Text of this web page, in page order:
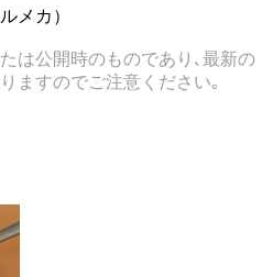
メカ）
は公開時のものであり､最新の
ますのでご注意ください｡